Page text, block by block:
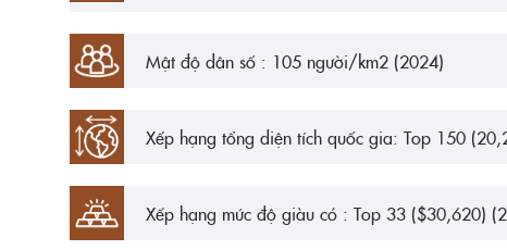
Mật độ dân số : 105 người/km2 (2024)
Xếp hạng tổng diện tích quốc gia: Top 150
Xếp hạng mức độ giàu có : Top 33 ($30,620)